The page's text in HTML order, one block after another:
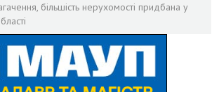
більшість нерухомості придбана у